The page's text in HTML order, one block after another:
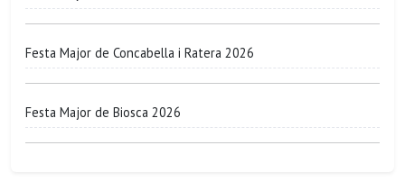
Festa Major de Concabella i Ratera 2026
Festa Major de Biosca 2026